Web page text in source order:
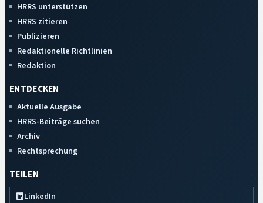
HRRS unterstützen
HRRS zitieren
Publizieren
Redaktionelle Richtlinien
Redaktion
ENTDECKEN
Aktuelle Ausgabe
HRRS-Beiträge suchen
Archiv
Rechtsprechung
TEILEN
LinkedIn